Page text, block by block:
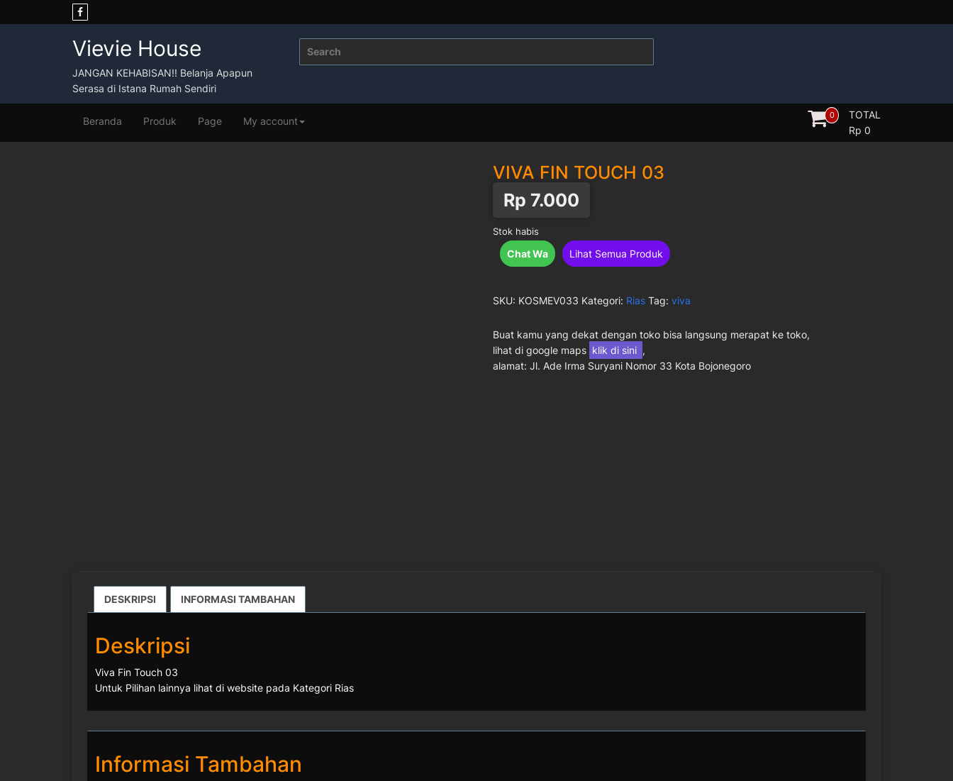
to
Vievie House
JANGAN KEHABISAN!! Belanja Apapun
Serasa di Istana Rumah Sendiri
0
TOTAL
Rp 0
Beranda Produk Page My account
VIVA FIN TOUCH 03
Rp 7.000
Stok habis
Chat Wa Lihat Semua Produk
SKU: KOSMEV033 Kategori: Rias Tag: viva
Buat kamu yang dekat dengan toko bisa langsung merapat ke toko,
lihat di google maps klik di sini ,
alamat: Jl. Ade Irma Suryani Nomor 33 Kota Bojonegoro
DESKRIPSI INFORMASI TAMBAHAN
Deskripsi
Viva Fin Touch 03
Untuk Pilihan lainnya lihat di website pada Kategori Rias
Informasi Tambahan